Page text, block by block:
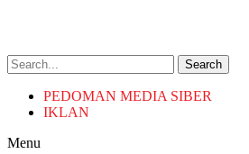
Search
PEDOMAN MEDIA SIBER
IKLAN
Menu